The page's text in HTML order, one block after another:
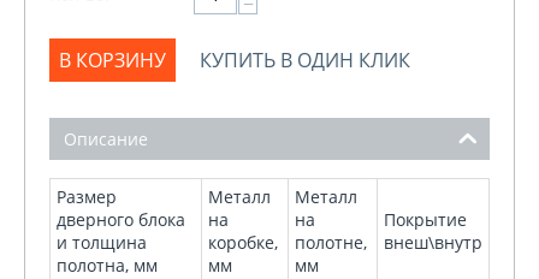
В КОРЗИНУ КУПИТЬ В ОДИН КЛИК
Описание
Размер
дверного блока
и толщина
полотна, мм
Металл
на
коробке,
мм
Металл
на
полотне,
мм
Покрытие
внеш\внутр